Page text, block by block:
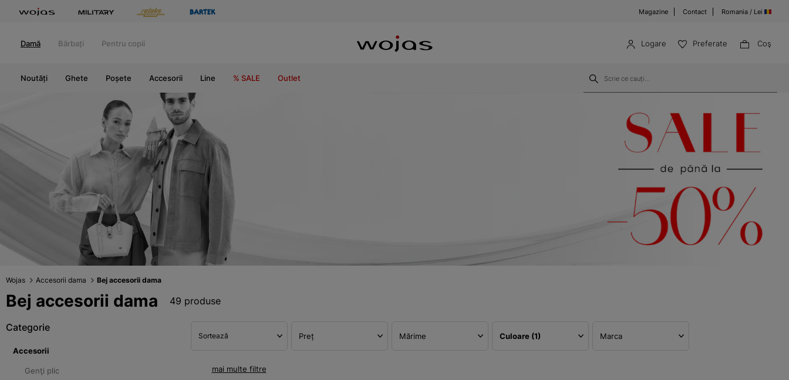
Magazine Contact Romania / Lei
Damă Bărbați Pentru copii Logare Preferate Coş
Noutăți Ghete Poșete Accesorii Line % SALE Outlet
Wojas Accesorii dama Bej accesorii dama
Bej accesorii dama 49 produse
Categorie
Accesorii
Genţi plic
Sortează Preț Mărime Culoare (1) Marca
mai multe filtre